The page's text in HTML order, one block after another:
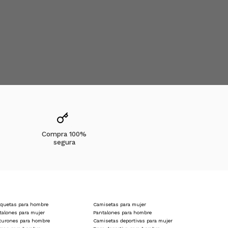
diarias, salidas urbanas o escapadas cortas de fin
o jeans de OSTU, ofreciendo un look relajado y
para tu ritmo de vida activo.
Compra 100%
segura
para hombre
Camisetas para mujer
para mujer
Pantalones para hombre
para hombre
Camisetas deportivas para mujer